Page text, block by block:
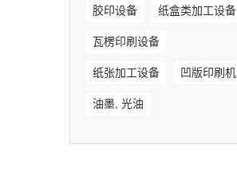
胶印设备 纸盒类加工设备
瓦楞印刷设备
纸张加工设备 凹版印刷机
油墨, 光油